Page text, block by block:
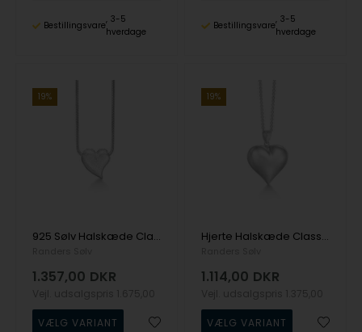
Bestillingsvare
3-5
hverdage
Bestillingsvare
3-5
hverdage
19%
925 Sølv Halskæde Classic med Ru overflade fra Randers Sølv
1.357,00 DKR
19%
Hjerte Halskæde Classic med blank overflade fra Randers Sølv
1.114,00 DKR